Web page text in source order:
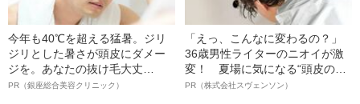
今年も40℃を超える猛暑。ジリ
ジリとした暑さが頭皮にダメー
ジを。あなたの抜け毛大丈
夫！？
PR（銀座総合美容クリニック）
「えっ、こんなに変わるの？」
36歳男性ライターのニオイが激
変！ 夏場に気になる“頭皮のニ
オイ”や“ベタつき”を解消す
PR（株式会社スヴェンソン）